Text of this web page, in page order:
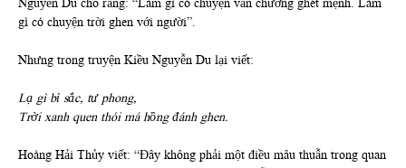
Nguyễn Du cho rằng: “Làm gì có chuyện văn chương ghét mệnh. Làm
gì có chuyện trời ghen với người”.
Nhưng trong truyện Kiều Nguyễn Du lại viết:
Lạ gì bỉ sắc, tư phong,
Trời xanh quen thói má hồng đánh ghen.
Hoàng Hải Thủy viết: “Đây không phải một điều mâu thuẫn trong quan